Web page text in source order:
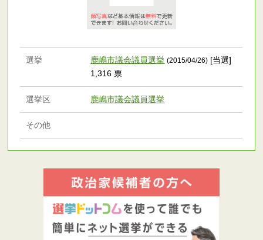
選挙 鹿嶋市議会議員選挙 (2015/04/26) [当選]
1,316 票
選挙区 鹿嶋市議会議員選挙
その他